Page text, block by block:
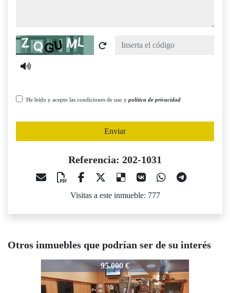
Captcha
He leído y acepto las condiciones de uso y política de privacidad
Enviar
Referencia: 202-1031
Visitas a este inmueble: 777
Otros inmuebles que podrían ser de su interés
202-1031 150.000 €